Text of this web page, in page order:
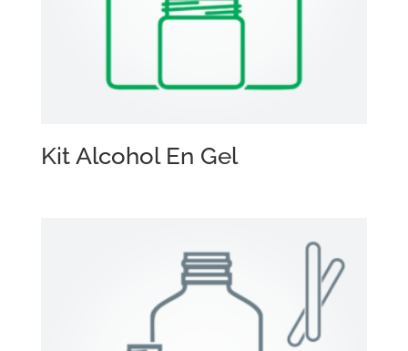
Kit Alcohol En Gel